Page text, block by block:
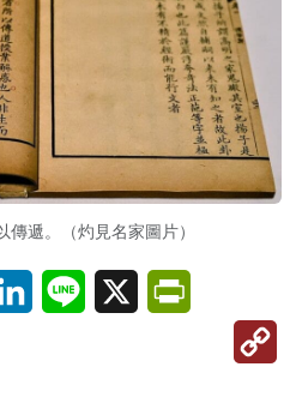
傳遞。（灼見名家圖片）
LinkedInLine X